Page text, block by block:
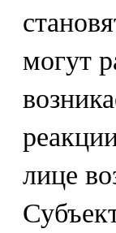
могут
лице